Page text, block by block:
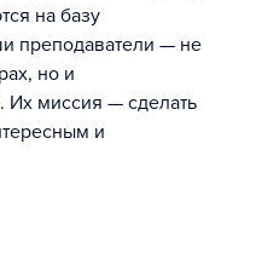
на базу
преподаватели — не
но и
Их миссия — сделать
и